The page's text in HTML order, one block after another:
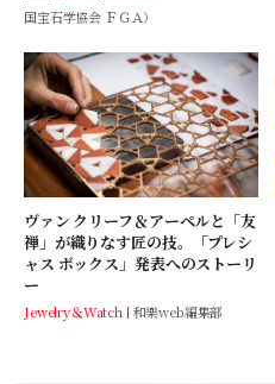
国宝石学協会 ＦＧＡ）
ヴァン クリーフ＆アーペルと「友
禅」が織りなす匠の技。「プレシ
ャス ボックス」発表へのストーリ
ー
Jewelry＆Watch 和樂web編集部